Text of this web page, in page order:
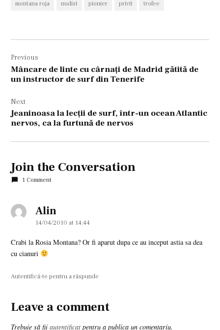
montana roja nudist pionier privit trofee
în
articole
Previous
Mâncare de linte cu cârnaţi de Madrid gătită de
un instructor de surf din Tenerife
Next
Jeaninoasa la lecţii de surf, într-un ocean Atlantic
nervos, ca la furtună de nervos
Join the Conversation
1 Comment
Alin
14/04/2010 at 14:44
Crabi la Rosia Montana? Or fi aparut dupa ce au inceput astia sa dea
cu cianuri
Autentifică-te pentru a răspunde
Leave
Trebuie să fiiautentificat pentru a publica un comentariu.
Leave a comment